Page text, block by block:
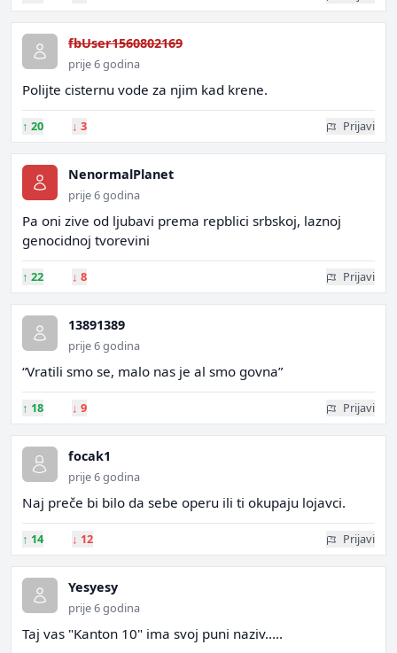
fbUser1560802169
prije 6 godina
Polijte cisternu vode za njim kad krene.
↑ 20 ↓ 3 Prijavi
NenormalPlanet
prije 6 godina
Pa oni zive od ljubavi prema repblici srbskoj, laznoj
genocidnoj tvorevini
↑ 22 ↓ 8 Prijavi
13891389
prije 6 godina
“Vratili smo se, malo nas je al smo govna”
↑ 18 ↓ 9 Prijavi
focak1
prije 6 godina
Naj preče bi bilo da sebe operu ili ti okupaju lojavci.
↑ 14 ↓ 12 Prijavi
Yesyesy
prije 6 godina
Taj vas "Kanton 10" ima svoj puni naziv.....